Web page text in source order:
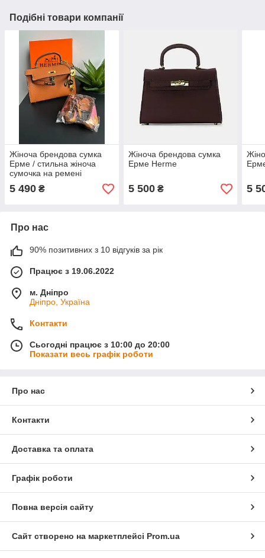
Подібні товари компанії
Жіноча брендова сумка
Ерме / стильна жіноча
сумочка на ремені
5 490 ₴
Жіноча брендова сумка
Ерме Herme
5 500₴ 5
Про нас
90% позитивних з 10 відгуків за рік
Працює з 19.06.2022
м. Дніпро
Дніпро, Україна
Контакти
Сьогодні працює з 10:00 до 20:00
Показати весь графік роботи
Про нас
Контакти
Доставка та оплата
Графік роботи
Повна версія сайту
Сайт створено на маркетплейсі Prom.ua